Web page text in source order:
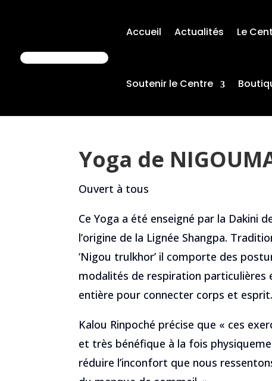
Accueil Actualités Le
Soutenir le Centre
Yoga de
Ouvert à tous
Ce Yoga a été enseigné par la Dakini
l’origine de la Lignée Shangpa.
‘Nigou trulkhor’ il comporte des
modalités de respiration
entière pour connecter corps et esprit.
Kalou Rinpoché précise que « ces
et très bénéfique à la fois
réduire l’inconfort que nous